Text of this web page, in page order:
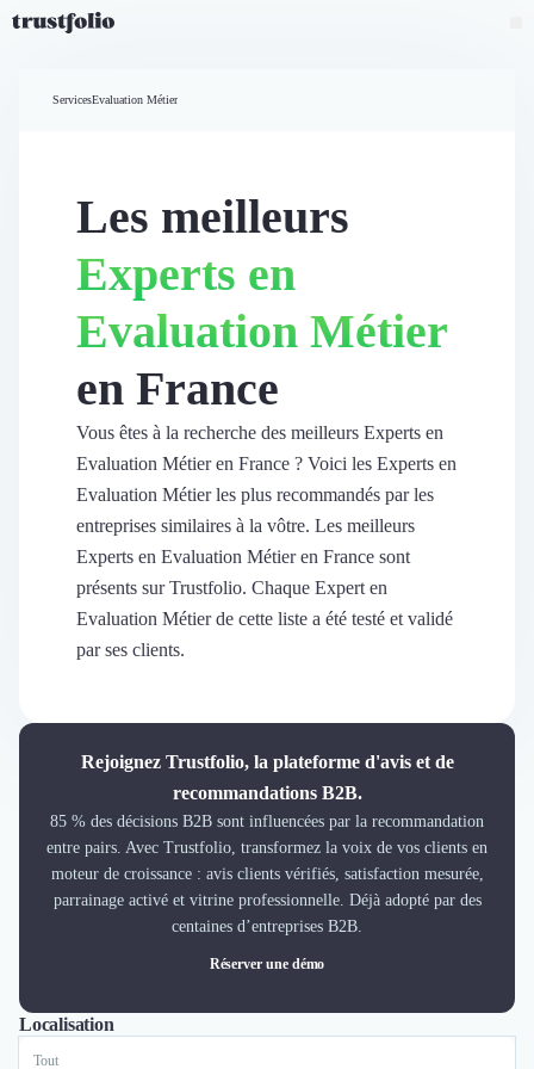
Widgets d'avis
Partage d’avis multicanal
Vidéo de témoignage
Parrainage
Intent data
Vitrine & média
Suivi du ROI
Voir tous nos avis clients
Découvrir le média
Teambuilding
Marque Employeur
Responsabilité Sociétale des Entreprises (RSE)
Marketplace de freelance
Coaching
ServicesEvaluation Métier
Les meilleurs
Experts en
Evaluation Métier
en France
Vous êtes à la recherche des meilleurs Experts en
Evaluation Métier en France ? Voici les Experts en
Evaluation Métier les plus recommandés par les
entreprises similaires à la vôtre. Les meilleurs
Experts en Evaluation Métier en France sont
présents sur Trustfolio. Chaque Expert en
Evaluation Métier de cette liste a été testé et validé
par ses clients.
Rejoignez Trustfolio, la plateforme d'avis et de
recommandations B2B.
85 % des décisions B2B sont influencées par la recommandation
entre pairs. Avec Trustfolio, transformez la voix de vos clients en
moteur de croissance : avis clients vérifiés, satisfaction mesurée,
parrainage activé et vitrine professionnelle. Déjà adopté par des
centaines d’entreprises B2B.
Réserver une démo
Localisation
ToutMarseille